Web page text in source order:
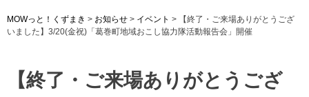
MOWっと！くずまき > お知らせ > イベント >
【終了・ご来場ありがとうござ
いました】3/20(金祝)「葛巻町地域おこし協力隊活動報告会」開催
【終了・ご来場ありがとうござ